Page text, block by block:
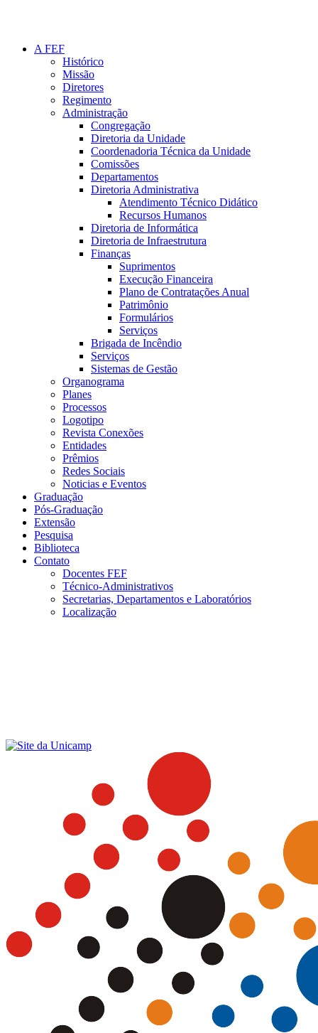
A FEF
Histórico
Missão
Diretores
Regimento
Administração
Congregação
Diretoria da Unidade
Coordenadoria Técnica da Unidade
Comissões
Departamentos
Diretoria Administrativa
Atendimento Técnico Didático
Recursos Humanos
Diretoria de Informática
Diretoria de Infraestrutura
Finanças
Suprimentos
Execução Financeira
Plano de Contratações Anual
Patrimônio
Formulários
Serviços
Brigada de Incêndio
Serviços
Sistemas de Gestão
Organograma
Planes
Processos
Logotipo
Revista Conexões
Entidades
Prêmios
Redes Sociais
Noticias e Eventos
Graduação
Pós-Graduação
Extensão
Pesquisa
Biblioteca
Contato
Docentes FEF
Técnico-Administrativos
Secretarias, Departamentos e Laboratórios
Localização